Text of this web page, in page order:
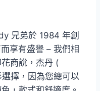
兄弟於 1984 年創
享有盛譽 – 我們相
商說，杰丹 (
擇，因為您總可以